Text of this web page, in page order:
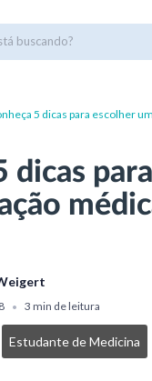
buscando?
5 dicas para escolher
dicas
• 3 min de leitura
Estudante de Medicina